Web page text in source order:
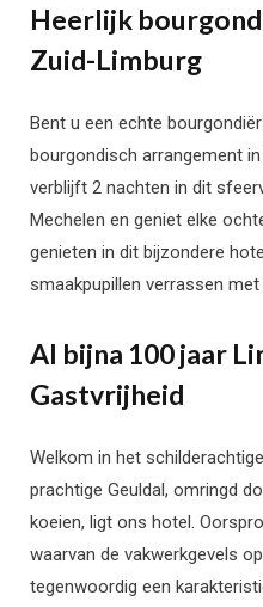
Heerlijk
Zuid-Limburg
Bent u een echte
bourgondisch arrangement
verblijft 2 nachten in dit
Mechelen en geniet elke
genieten in dit bijzondere
smaakpupillen verrassen
Al bijna 100 jaar
Gastvrijheid
Welkom in het
prachtige Geuldal, omringd
koeien, ligt ons hotel.
waarvan de vakwerkgevels
tegenwoordig een